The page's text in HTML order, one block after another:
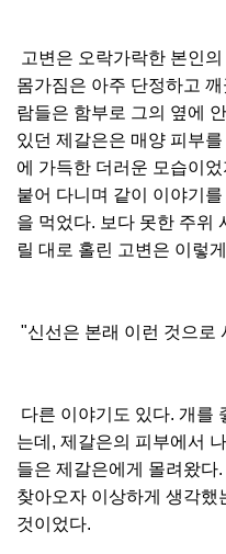
고변은 오락가락한 본인
몸가짐은 아주 단정하고
람들은 함부로 그의 옆에
있던 제갈은은 매양 피부
에 가득한 더러운 모습이
붙어 다니며 같이 이야기
을 먹었다. 보다 못한 주위
릴 대로 홀린 고변은 이렇
"신선은 본래 이런 것으로
다른 이야기도 있다. 개를
는데, 제갈은의 피부에서
들은 제갈은에게 몰려왔다
찾아오자 이상하게 생각했
것이었다.